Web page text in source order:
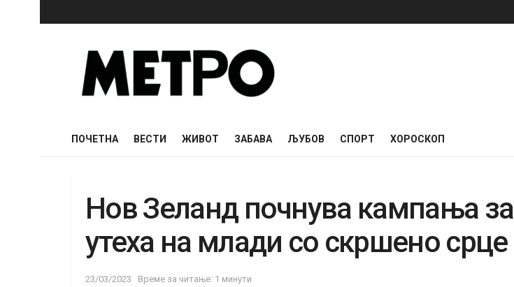
ПОЧЕТНА ВЕСТИ ЖИВОТ ЗАБАВА ЉУБОВ СПОРТ ХОРОСКОП
Нов Зеланд почнува кампања за
утеха на млади со скршено срце
23/03/2023 Време за читање: 1 минути